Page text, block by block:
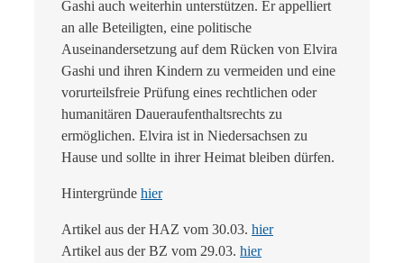
Gashi auch weiterhin unterstützen. Er appelliert
an alle Beteiligten, eine politische
Auseinandersetzung auf dem Rücken von Elvira
Gashi und ihren Kindern zu vermeiden und eine
vorurteilsfreie Prüfung eines rechtlichen oder
humanitären Daueraufenthaltsrechts zu
ermöglichen. Elvira ist in Niedersachsen zu
Hause und sollte in ihrer Heimat bleiben dürfen.
Hintergründe hier
Artikel aus der HAZ vom 30.03. hier
Artikel aus der BZ vom 29.03. hier